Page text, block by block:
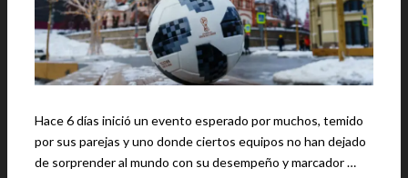
Hace 6 días inició un evento esperado por muchos, temido
por sus parejas y uno donde ciertos equipos no han dejado
de sorprender al mundo con su desempeño y marcador …